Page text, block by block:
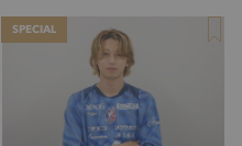
SPECIAL